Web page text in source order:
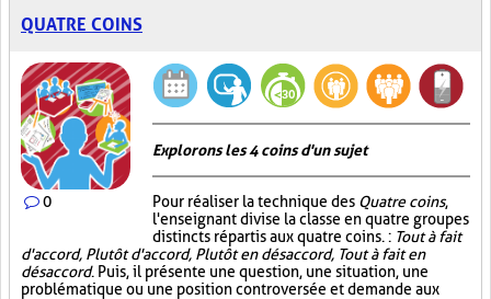
QUATRE COINS
0
Explorons les 4 coins d'un sujet
Pour réaliser la technique des Quatre coins,
l'enseignant divise la classe en quatre groupes
distincts répartis aux quatre coins. : Tout à fait
d'accord, Plutôt d'accord, Plutôt en désaccord, Tout à fait en
désaccord. Puis, il présente une question, une situation, une
problématique ou une position controversée et demande aux